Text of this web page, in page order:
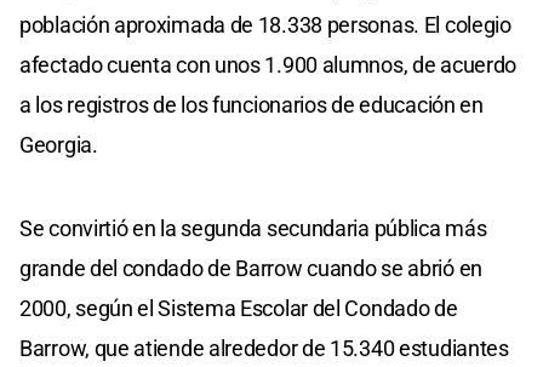
población aproximada de 18.338 personas. El colegio
afectado cuenta con unos 1.900 alumnos, de acuerdo
a los registros de los funcionarios de educación en
Georgia.
Se convirtió en la segunda secundaria pública más
grande del condado de Barrow cuando se abrió en
2000, según el Sistema Escolar del Condado de
Barrow, que atiende alrededor de 15.340 estudiantes